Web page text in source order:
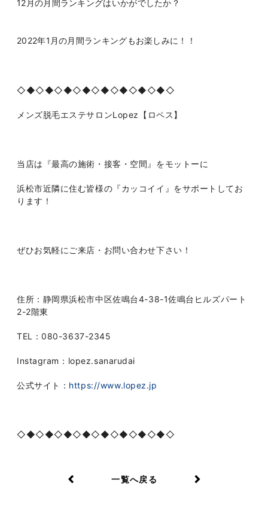
12月の月間ランキングはいかがでしたか？
2022年1月の月間ランキングもお楽しみに！！
◇◆◇◆◇◆◇◆◇◆◇◆◇◆◇◆◇
メンズ脱毛エステサロンLopez 【ロペス】
当店は『最高の施術・接客・空間』をモットーに
浜松市近隣に住む皆様の『カッコイイ』をサポートしてお
ります！
ぜひお気軽にご来店・お問い合わせ下さい！
住所：静岡県浜松市中区佐鳴台4-38-1佐鳴台ヒルズパート
2-2階東
TEL ：080-3637-2345
Instagram ： lopez.sanarudai
公式サイト： https://www.lopez.jp
◇◆◇◆◇◆◇◆◇◆◇◆◇◆◇◆◇
一覧へ戻る